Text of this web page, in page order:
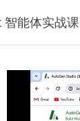
智能体实战课